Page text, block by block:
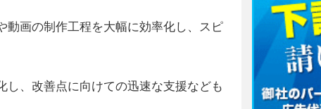
動画の制作工程を大幅に効率化し、スピ
、改善点に向けての迅速な支援なども